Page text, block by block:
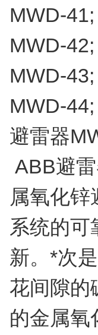
MWD-
MWD-
MWD-
MWD-
避雷器
ABB避
属氧化
系统的可
新。*次
花间隙的
的金属氧